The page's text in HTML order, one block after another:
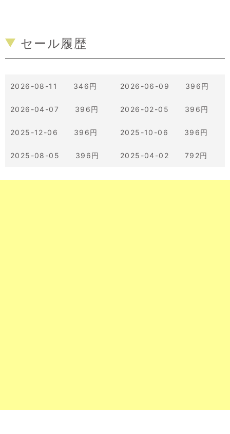
セール履歴
2026-08-11 346円 2026-06-09 396円
2026-04-07 396円 2026-02-05 396円
2025-12-06 396円 2025-10-06 396円
2025-08-05 396円 2025-04-02 792円